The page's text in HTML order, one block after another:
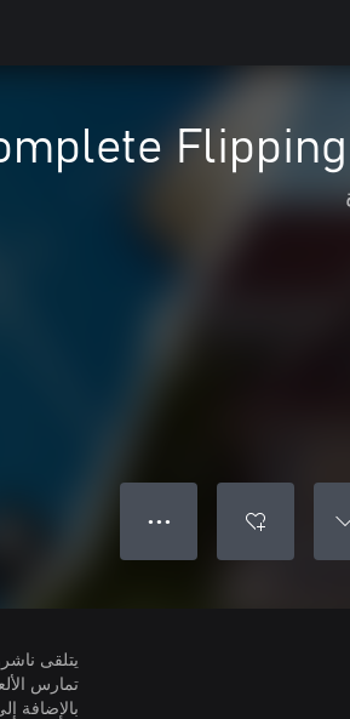
● ● ●
تمارس
بالإضافة